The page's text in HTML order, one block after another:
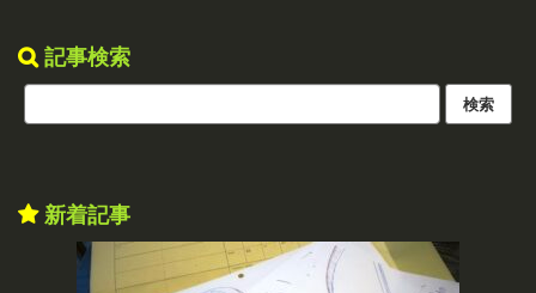
記事検索
新着記事